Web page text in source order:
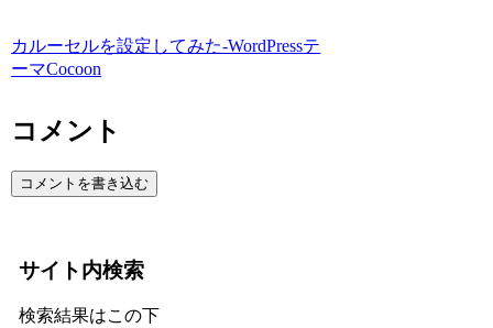
カルーセルを設定してみた-WordPressテ
ーマCocoon
コメント
コメントを書き込む
サイト内検索
検索結果はこの下